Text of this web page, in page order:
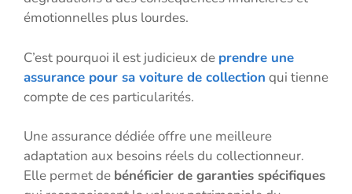
émotionnelles plus lourdes.
C’est pourquoi il est judicieux de prendre une
assurance pour sa voiture de collection qui tienne
compte de ces particularités.
Une assurance dédiée offre une meilleure
adaptation aux besoins réels du collectionneur.
Elle permet de bénéficier de garanties spécifiques